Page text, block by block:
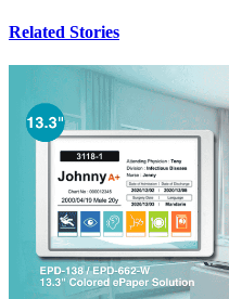
Related Stories